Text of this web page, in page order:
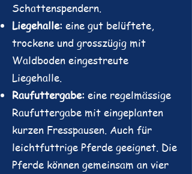
Schattenspendern.
Liegehalle: eine gut belüftete,
trockene und grosszügig mit
Waldboden eingestreute
Liegehalle.
Raufuttergabe: eine regelmässige
Raufuttergabe mit eingeplanten
kurzen Fresspausen. Auch für
leichtfuttrige Pferde geeignet. Die
Pferde können gemeinsam an vier